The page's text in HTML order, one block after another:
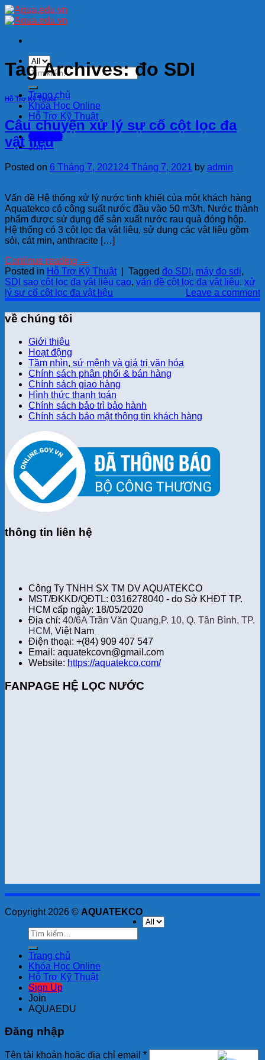
Skip
to
Tìm
kiếm:
Trang chủ
Khóa Học Online
Hỗ Trợ Kỹ Thuật
Sign Up
Join
Tag Archives:đo SDI
Hỗ Trợ Kỹ Thuật
Câu chuyện xử lý sự cố cột lọc đa
vật liệu
Posted on 6 Tháng 7, 202124 Tháng 7, 2021 by admin
Vấn đề Hệ thống xử lý nước tinh khiết của một khách hàng
Aquatekco có công suất nước đầu vào 50 m3/h. Nước thành
phẩm được sử dụng để sản xuất nước rau quả đóng hộp.
Hệ thống có 3 cột lọc đa vật liệu, sử dụng các vật liệu gồm
sỏi, cát min, anthracite […]
Continue reading →
Posted in Hỗ Trợ Kỹ Thuật Tagged đo SDI , máy đo sdi,
SDI sao cột lọc đa vật liệu cao, vấn đề cột lọc đa vật liệu, xử
lý sự cố cột lọc đa vật liệu
Leave a comment
về chúng tôi
Giới thiệu
Hoạt động
Tầm nhìn, sứ mệnh và giá trị văn hóa
Chính sách phân phối & bán hàng
Chính sách giao hàng
Hình thức thanh toán
Chính sách bảo trì bảo hành
Chính sách bảo mật thông tin khách hàng
thông tin liên hệ
Công Ty TNHH SX TM DV AQUATEKCO
MST/ĐKKD/QĐTL: 0316278040 - do Sở KHĐT TP.
HCM cấp ngày: 18/05/2020
Địa chỉ: 40/6A Trần Văn Quang,P. 10, Q. Tân Bình, TP.
HCM, Việt Nam
Điện thoại: +(84) 909 407 547
Email: aquatekcovn@gmail.com
Website: https://aquatekco.com/
FANPAGE HỆ LỌC NƯỚC
Copyright 2026 © AQUATEKCO
Tìm
kiếm:
Trang chủ
Khóa Học Online
Hỗ Trợ Kỹ Thuật
Sign Up
Join
AQUAEDU
Đăng nhập
Tên tài khoản hoặc địa chỉ email *